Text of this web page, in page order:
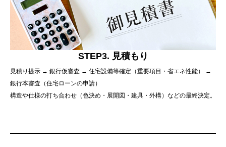
STEP3. 見積もり
見積り提示 → 銀行仮審査 → 住宅設備等確定（重要項目・省エネ性能） →
銀行本審査（住宅ローンの申請）
構造や仕様の打ち合わせ（色決め・展開図・建具・外構）などの最終決定。